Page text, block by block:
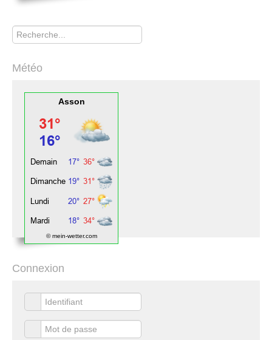
Rechercher
Météo
Asson
© mein-wetter.com
Connexion